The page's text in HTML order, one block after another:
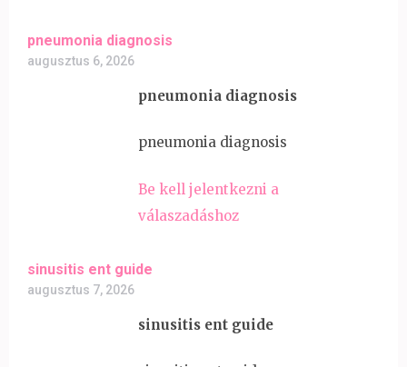
pneumonia diagnosis
augusztus 6, 2026
pneumonia diagnosis
pneumonia diagnosis
Be kell jelentkezni a
válaszadáshoz
sinusitis ent guide
augusztus 7, 2026
sinusitis ent guide